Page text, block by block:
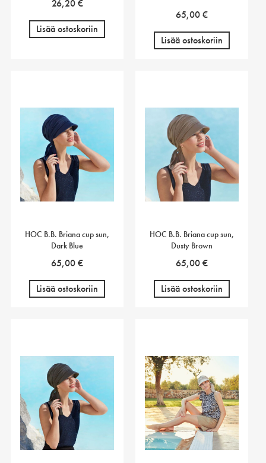
26,20€
Lisää ostoskoriin
65,00€
Lisää ostoskoriin
HOC B.B. Briana cup sun,
Dark Blue
65,00€
Lisää ostoskoriin
HOC B.B. Briana cup sun,
Dusty Brown
65,00€
Lisää ostoskoriin